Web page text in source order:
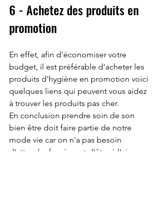
6 - Achetez des produits en
promotion
En effet, afin d'économiser votre
budget, il est préférable d'acheter les
produits d'hygiène en promotion voici
quelques liens qui peuvent vous aidez
à trouver les produits pas cher.
En conclusion prendre soin de son
bien être doit faire partie de notre
mode vie car on n'a pas besoin
d'attendre forcément d'être à l'aise